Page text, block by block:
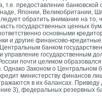
т.е. предоставление банковской
Японии, Великобритании,
обратить внимание на то,
государственных ценных
основными
и другие финансово-
банком
управление государственным
почти целиком
Однако Законом о Центральном
министерству финансов
в их балансах.
3), федеральных резервных